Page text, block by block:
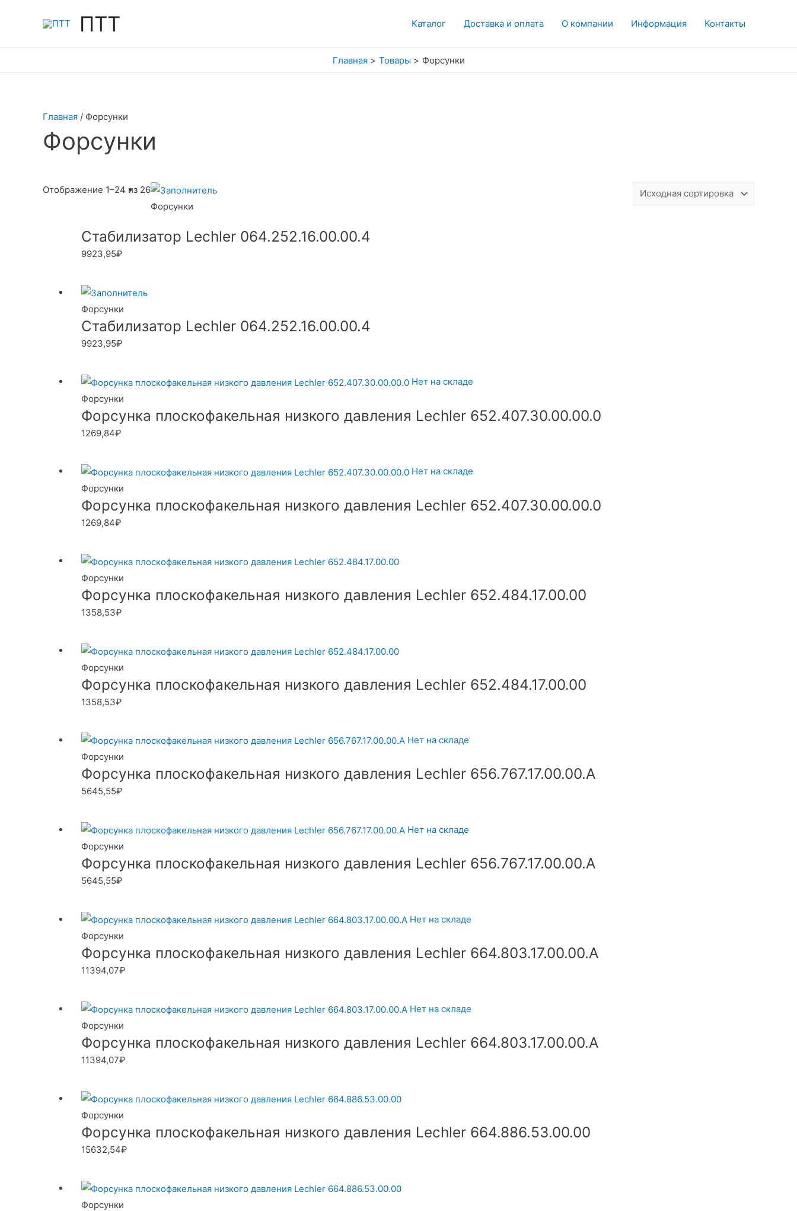
ПТТ Каталог Доставка и оплата О компании Информация Контакты
Главная Товары Форсунки
Главная / Форсунки
Форсунки
Отображение 1–24 из 26
Форсунки
Стабилизатор Lechler 064.252.16.00.00.4
9923,95₽
Форсунки
Стабилизатор Lechler 064.252.16.00.00.4
9923,95₽
Нет на складе
Форсунки
Форсунка плоскофакельная низкого давления Lechler 652.407.30.00.00.0
1269,84₽
Нет на складе
Форсунки
Форсунка плоскофакельная низкого давления Lechler 652.407.30.00.00.0
1269,84₽
Форсунки
Форсунка плоскофакельная низкого давления Lechler 652.484.17.00.00
1358,53₽
Форсунки
Форсунка плоскофакельная низкого давления Lechler 652.484.17.00.00
1358,53₽
Нет на складе
Форсунки
Форсунка плоскофакельная низкого давления Lechler 656.767.17.00.00.A
5645,55₽
Нет на складе
Форсунки
Форсунка плоскофакельная низкого давления Lechler 656.767.17.00.00.A
5645,55₽
Нет на складе
Форсунки
Форсунка плоскофакельная низкого давления Lechler 664.803.17.00.00.A
11394,07₽
Нет на складе
Форсунки
Форсунка плоскофакельная низкого давления Lechler 664.803.17.00.00.A
11394,07₽
Форсунки
Форсунка плоскофакельная низкого давления Lechler 664.886.53.00.00
15632,54₽
Форсунки